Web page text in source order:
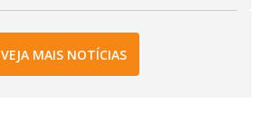
VEJA MAIS NOTÍCIAS